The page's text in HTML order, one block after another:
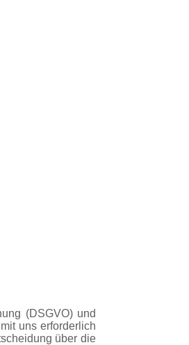
(DSGVO) und
uns erforderlich
über die